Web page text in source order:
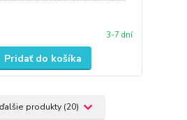
3-7 dní
Pridať do košíka
produkty (20)